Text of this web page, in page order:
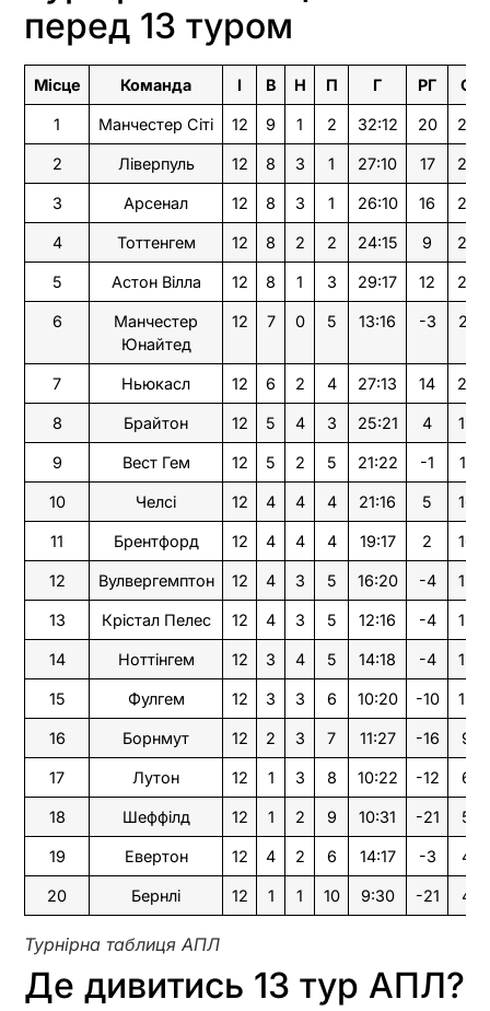
перед 13 туром
Місце Команда І В Н П Г РГ О
1 Манчестер Сіті 12 9 1 2 32:12 20 28
2 Ліверпуль 12 8 3 1 27:10 17 27
3 Арсенал 12 8 3 1 26:10 16 27
4 Тоттенгем 12 8 2 2 24:15 9 26
5 Астон Вілла 12 8 1 3 29:17 12 25
6
Манчестер
Юнайтед
12 7 0 5 13:16 -3 21
7 Ньюкасл 12 6 2 4 27:13 14 20
8 Брайтон 12 5 4 3 25:21 4 19
9 Вест Гем 12 5 2 5 21:22 -1 17
10 Челсі 12 4 4 4 21:16 5 16
11 Брентфорд 12 4 4 4 19:17 2 16
12 Вулвергемптон 12 4 3 5 16:20 -4 15
13 Крістал Пелес 12 4 3 5 12:16 -4 15
14 Ноттінгем 12 3 4 5 14:18 -4 13
15 Фулгем 12 3 3 6 10:20 -10 12
16 Борнмут 12 2 3 7 11:27 -16 9
17 Лутон 12 1 3 8 10:22 -12 6
18 Шеффілд 12 1 2 9 10:31 -21 5
19 Евертон 12 4 2 6 14:17 -3 4
20 Бернлі 12 1 1 10 9:30 -21 4
Турнірна таблиця АПЛ
Де дивитись 13 тур АПЛ?